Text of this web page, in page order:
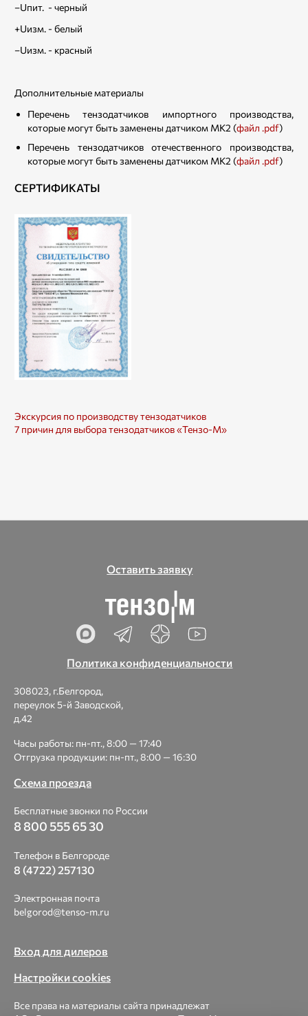
–Uпит. - черный
+Uизм. - белый
–Uизм. - красный
Дополнительные материалы
Перечень тензодатчиков импортного производства,
которые могут быть заменены датчиком MK2 (файл .pdf)
Перечень тензодатчиков отечественного производства,
которые могут быть заменены датчиком MK2 (файл .pdf)
СЕРТИФИКАТЫ
Экскурсия по производству тензодатчиков
7 причин для выбора тензодатчиков «Тензо-М»
Оставить заявку
Политика конфиденциальности
308023, г.Белгород,
переулок 5-й Заводской,
д.42
Часы работы: пн-пт., 8:00 — 17:40
Отгрузка продукции: пн-пт., 8:00 — 16:30
Схема проезда
Бесплатные звонки по России
8 800 555 65 30
Телефон в Белгороде
8 (4722) 257130
Электронная почта
belgorod@tenso-m.ru
Вход для дилеров
Настройки cookies
Все права на материалы сайта принадлежат